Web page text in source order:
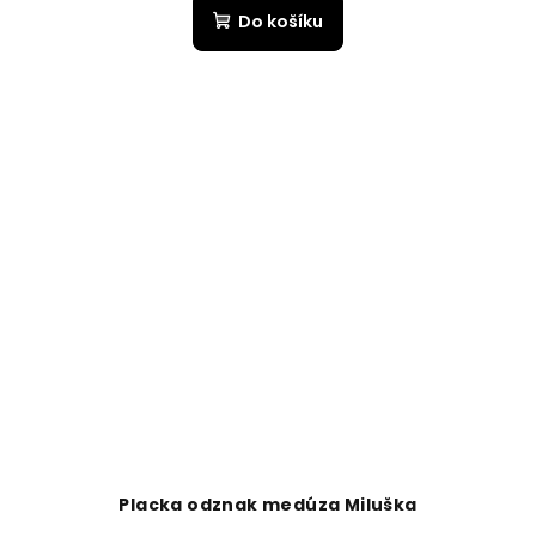
Do košíku
Placka odznak medúza Miluška